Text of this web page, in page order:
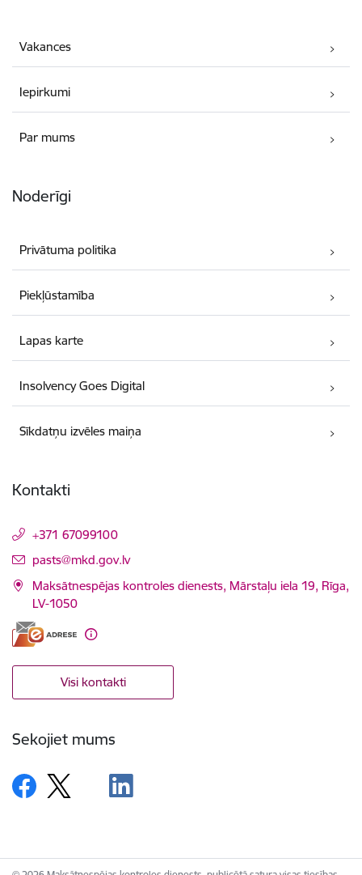
Vakances
Iepirkumi
Par mums
Noderīgi
Privātuma politika
Piekļūstamība
Lapas karte
Insolvency Goes Digital
Sīkdatņu izvēles maiņa
Kontakti
+371 67099100
E-pasts:
pasts@mkd.gov.lv
Maksātnespējas kontroles dienests, Mārstaļu iela 19, Rīga,
LV-1050
Visi kontakti
Sekojiet mums